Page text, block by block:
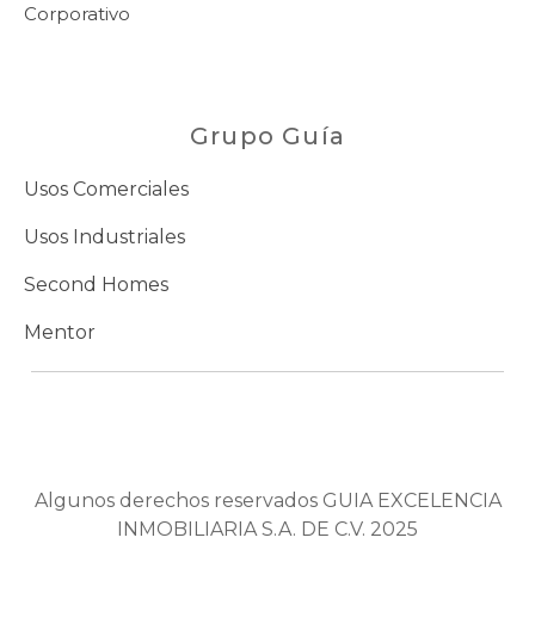
Corporativo
Grupo Guía
Usos Comerciales
Usos Industriales
Second Homes
Mentor
Algunos derechos reservados GUIA EXCELENCIA
INMOBILIARIA S.A. DE C.V. 2025